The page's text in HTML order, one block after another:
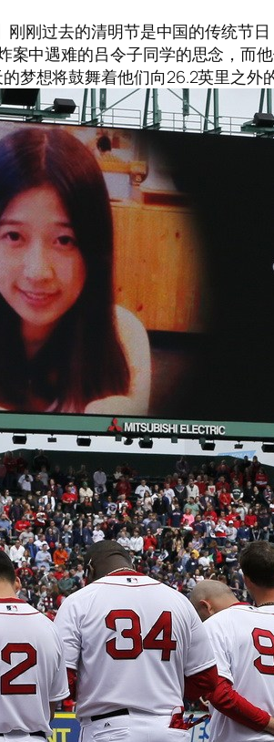
刚刚过去的清明节是中国的传统节
中遇难的吕令子同学的思念，而
梦想将鼓舞着他们向26.2英里之外